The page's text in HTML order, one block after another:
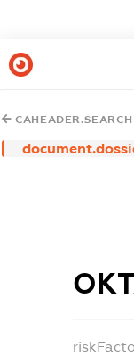
CAHEADER.SEARCH